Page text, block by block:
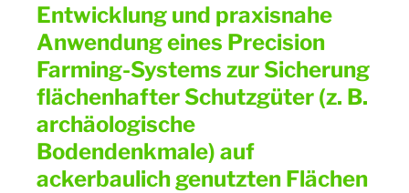
Entwicklung und praxisnahe
Anwendung eines Precision
Farming-Systems zur Sicherung
flächenhafter Schutzgüter (z. B.
archäologische
Bodendenkmale) auf
ackerbaulich genutzten Flächen